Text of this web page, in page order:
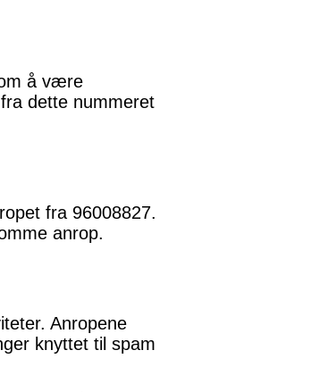
å være
dette nummeret
fra 96008827.
anrop.
Anropene
knyttet til spam